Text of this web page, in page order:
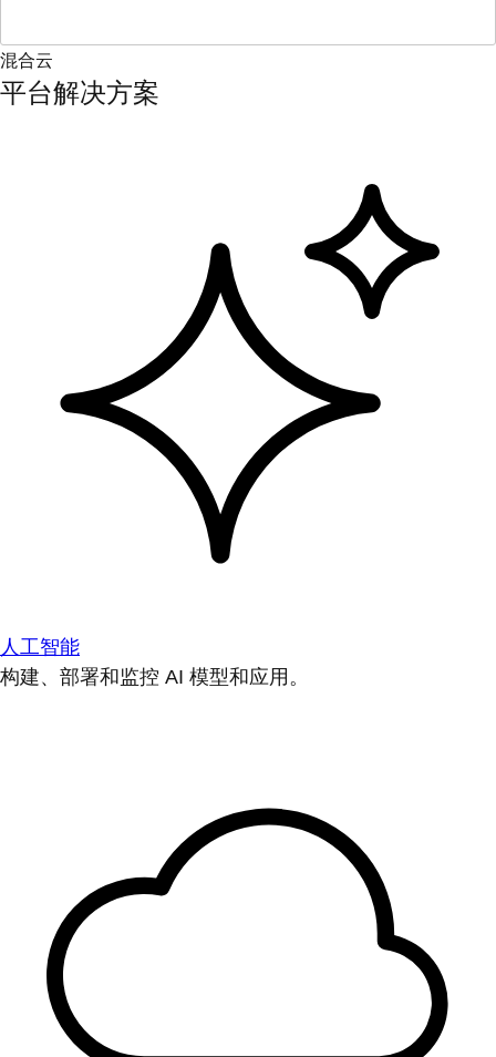
混合云
平台解决方案
人工智能
构建、部署和监控 AI 模型和应用。